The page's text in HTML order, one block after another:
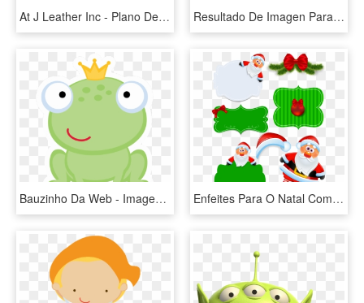
At J Leather Inc - Plano De Fundo Degrade Preto, HD Png Download Resultado De Imagen Para Pasta Png - Vetor Fundo Do Mar Png, Transparent Png
Bauzinho Da Web - Imagenes De Ranas Animadas, HD Png Download Enfeites Para O Natal Com Fundo Transparente Em Png - Fundo Papai Noel Png, Png Download